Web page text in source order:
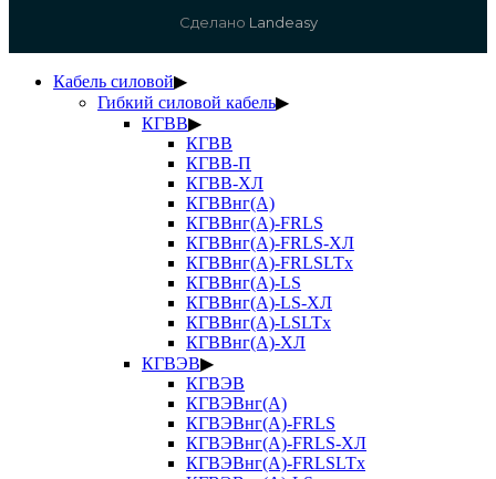
Сделано Landeasy
Кабель силовой▶
Гибкий силовой кабель▶
КГВВ▶
КГВВ
КГВВ-П
КГВВ-ХЛ
КГВВнг(А)
КГВВнг(А)-FRLS
КГВВнг(А)-FRLS-ХЛ
КГВВнг(А)-FRLSLTx
КГВВнг(А)-LS
КГВВнг(А)-LS-ХЛ
КГВВнг(А)-LSLTx
КГВВнг(А)-ХЛ
КГВЭВ▶
КГВЭВ
КГВЭВнг(А)
КГВЭВнг(А)-FRLS
КГВЭВнг(А)-FRLS-ХЛ
КГВЭВнг(А)-FRLSLTx